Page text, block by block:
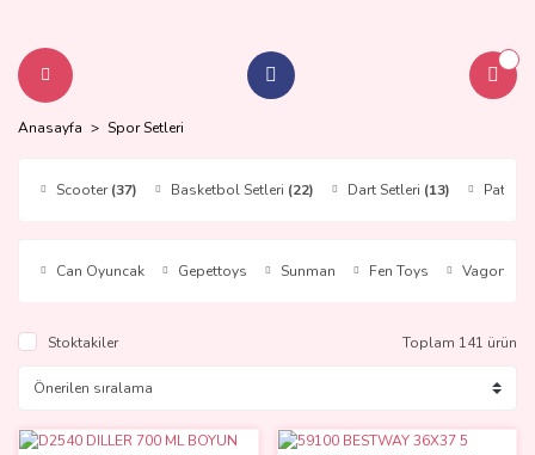
Anasayfa Spor Setleri
Scooter(37) Basketbol Setleri (22) Dart Setleri (13) Paten
Can Oyuncak Gepettoys Sunman Fen Toys Vagon
Stoktakiler Toplam 141 ürün